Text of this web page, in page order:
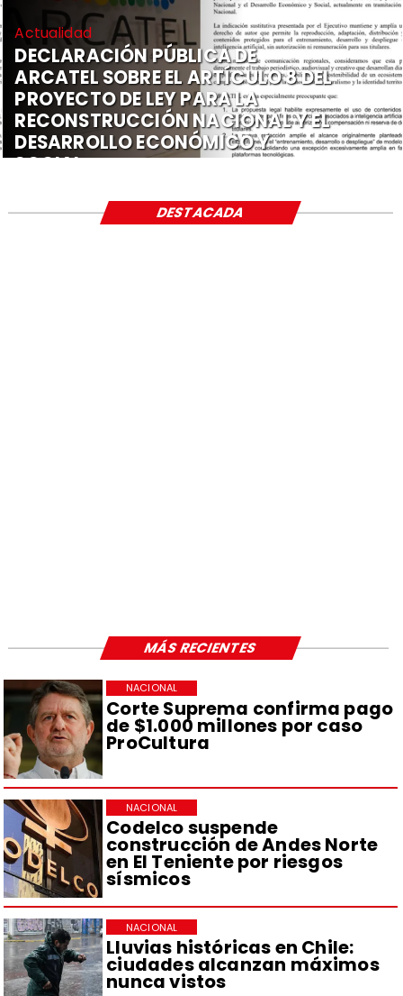
Actualidad
DECLARACIÓN PÚBLICA DE
ARCATEL SOBRE EL ARTÍCULO 8 DEL
PROYECTO DE LEY PARA LA
RECONSTRUCCIÓN NACIONAL Y EL
DESARROLLO ECONÓMICO Y
SOCIAL
Corte Suprema confirma pago
de $1.000 millones por caso
ProCultura
NACIONAL
Codelco suspende
construcción de Andes Norte
en El Teniente por riesgos
sísmicos
NACIONAL
Lluvias históricas en Chile:
ciudades alcanzan máximos
nunca vistos
NACIONAL
DESTACADA
MÁS RECIENTES